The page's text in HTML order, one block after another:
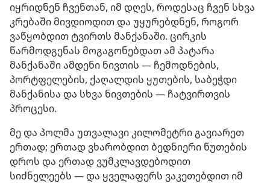
იყრიდნენ ჩვენთან, იმ დღეს, როდესაც ჩვენ სხვა
კრებაში მივდიოდით და უყურებდნენ, როგორ
ვაწყობდით ტვირთს მანქანაში. ცირკის
წარმოდგენას მოგაგონებდათ ამ პატარა
მანქანაში ამდენი ნივთის — ჩემოდნების,
პორტფელების, ქაღალდის ყუთების, საბეჭდი
მანქანისა და სხვა ნივთების — ჩატვირთვის
პროცესი.
მე და პოლმა უთვალავი კილომეტრი გავიარეთ
ერთად; ერთად ვხარობდით ბედნიერი წუთების
დროს და ერთად ვუმკლავდებოდით
სიძნელეებს — და ყველაფერს ვაკეთებდით იმ